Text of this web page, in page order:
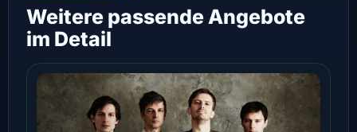
Weitere passende Angebote
im Detail